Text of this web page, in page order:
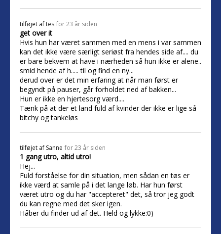
tilføjet aftes for 23 år siden
get over it
Hvis hun har været sammen med en mens i var sammen
kan det ikke være særligt seriøst fra hendes side af.... du
er bare bekvem at have i nærheden så hun ikke er alene..
smid hende af h..... til og find en ny...
derud over er det min erfaring at når man først er
begyndt på pauser, går forholdet ned af bakken...
Hun er ikke en hjertesorg værd....
Tænk på at der et land fuld af kvinder der ikke er lige så
bitchy og tankeløs
tilføjet af Sanne for 23 år siden
1 gang utro, altid utro!
Hej...
Fuld forståelse for din situation, men sådan en tøs er
ikke værd at samle på i det lange løb. Har hun først
været utro og du har "accepteret" det, så tror jeg godt
du kan regne med det sker igen.
Håber du finder ud af det. Held og lykke:0)